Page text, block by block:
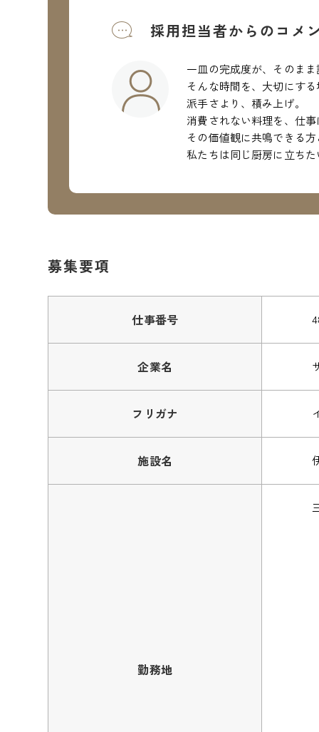
採用担当者からのコメ
一皿の完成度が、そのま
そんな時間を、大切にす
派手さより、積み上げ。
消費されない料理を、仕
その価値観に共鳴できる
私たちは同じ厨房に立ち
募集要項
仕事番号
企業名
フリガナ
施設名
勤務地